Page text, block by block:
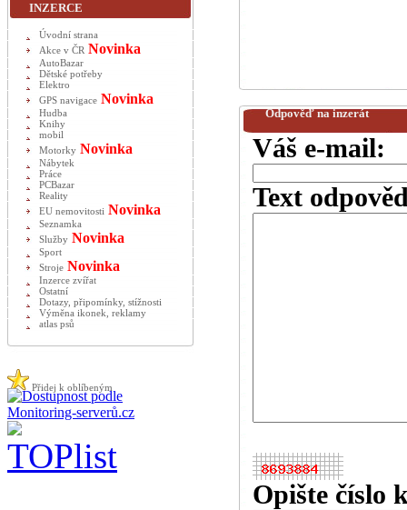
Odpověď na inzerát
Váš e-mail:
Text
Opište číslo
INZERCE
Úvodní strana
Akce v ČR Novinka
AutoBazar
Dětské potřeby
Elektro
GPS navigace Novinka
Hudba
Knihy
mobil
Motorky Novinka
Nábytek
Práce
PCBazar
Reality
EU nemovitosti Novinka
Seznamka
Služby Novinka
Sport
Stroje Novinka
Inzerce zvířat
Ostatní
Dotazy, připomínky, stížnosti
Výměna ikonek, reklamy
atlas psů
Přidej k oblíbeným